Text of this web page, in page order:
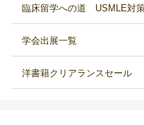
臨床留学への道 USMLE対
学会出展一覧
洋書籍クリアランスセール